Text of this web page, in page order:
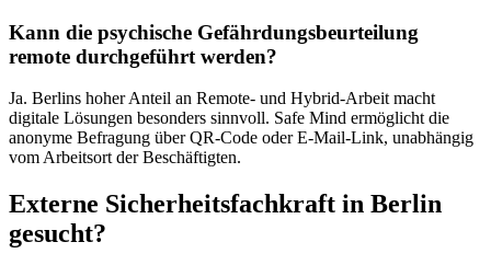
Kann die psychische Gefährdungsbeurteilung
remote durchgeführt werden?
Ja. Berlins hoher Anteil an Remote- und Hybrid-Arbeit macht
digitale Lösungen besonders sinnvoll. Safe Mind ermöglicht die
anonyme Befragung über QR-Code oder E-Mail-Link, unabhängig
vom Arbeitsort der Beschäftigten.
Externe Sicherheitsfachkraft in Berlin
gesucht?